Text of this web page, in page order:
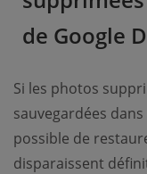
de Google
Si les photos
sauvegardées
possible de
disparaissent